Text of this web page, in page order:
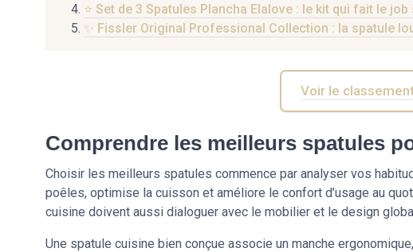
⭐ Set de 3 Spatules Plancha Elalove : le kit qui fait le
✨ Fissler Original Professional Collection : la spatule
Voir le
Comprendre les meilleurs spatules
Choisir les meilleurs spatules commence par analyser vos
poêles, optimise la cuisson et améliore le confort d’usage au
cuisine doivent aussi dialoguer avec le mobilier et le design
Une spatule cuisine bien conçue associe un manche